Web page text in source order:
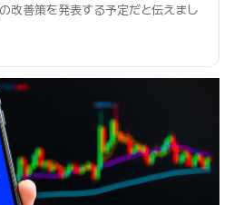
改善策を発表する予定だと伝えまし